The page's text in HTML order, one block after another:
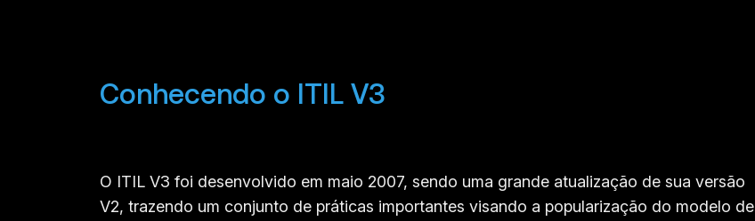
Conhecendo o ITIL V3
O ITIL V3 foi desenvolvido em maio 2007, sendo uma grande atualização de sua versão
V2, trazendo um conjunto de práticas importantes visando a popularização do modelo de